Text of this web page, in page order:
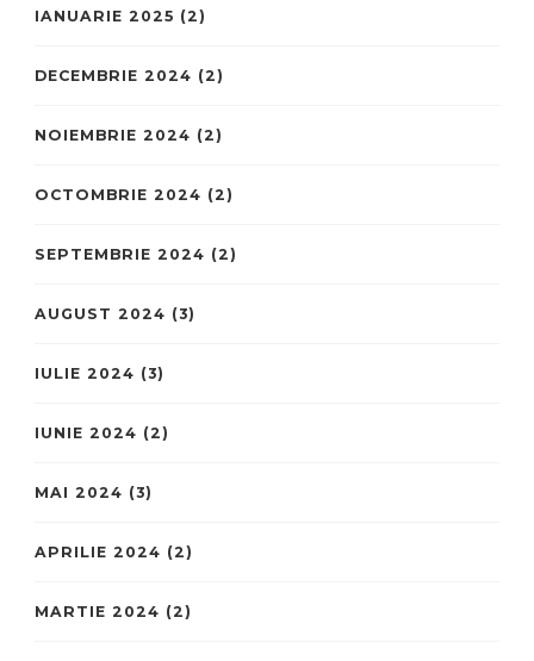
IANUARIE 2025 (2)
DECEMBRIE 2024 (2)
NOIEMBRIE 2024 (2)
OCTOMBRIE 2024 (2)
SEPTEMBRIE 2024 (2)
AUGUST 2024 (3)
IULIE 2024 (3)
IUNIE 2024 (2)
MAI 2024 (3)
APRILIE 2024 (2)
MARTIE 2024 (2)